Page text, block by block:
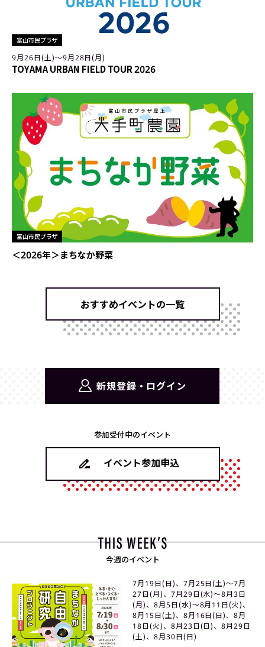
富山市民プラザ
9月26日(土)〜9月28日(月)
TOYAMA URBAN FIELD TOUR 2026
富山市民プラザ
＜2026年＞まちなか野菜
おすすめイベントの一覧
新規登録・ログイン
参加受付中のイベント
イベント参加申込
今週のイベント
7月19日(日)、7月25日(土)〜7月
27日(月)、7月29日(水)〜8月3日
(月)、8月5日(水)〜8月11日(火)、
8月15日(土)、8月16日(日)、8月
18日(火)、8月23日(日)、8月29日
(土)、8月30日(日)